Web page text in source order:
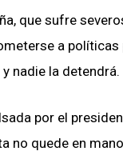
que sufre
a
nadie la detendrá.
por el
no quede en